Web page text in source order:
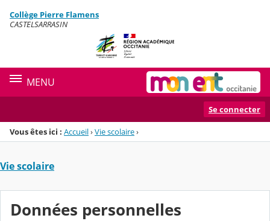
Menu de la rubrique
Contenu
Collège Pierre Flamens
CASTELSARRASIN
MENU
Se connecter
Vous êtes ici : Accueil›Vie scolaire›
Vie scolaire
Données personnelles